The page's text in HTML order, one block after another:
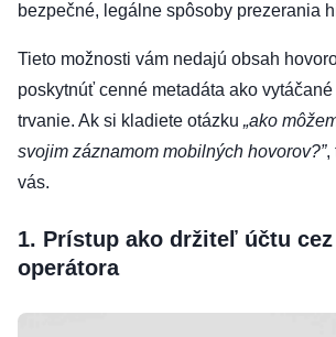
bezpečné, legálne spôsoby prezerania
Tieto možnosti vám nedajú obsah
poskytnúť cenné metadáta ako
trvanie. Ak si kladiete otázku „ako
svojim záznamom mobilných hovorov?”,
vás.
1. Prístup ako držiteľ účtu cez
operátora